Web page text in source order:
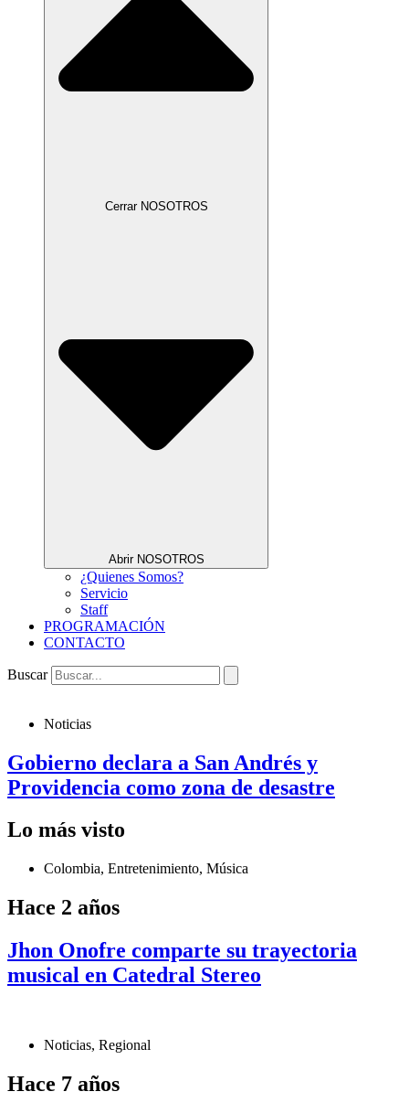
Cerrar NOSOTROS
Abrir NOSOTROS
¿Quienes Somos?
Servicio
Staff
PROGRAMACIÓN
CONTACTO
Buscar
Noticias
Gobierno declara a San Andrés y
Providencia como zona de desastre
Lo más visto
Colombia, Entretenimiento, Música
Hace 2 años
Jhon Onofre comparte su trayectoria
musical en Catedral Stereo
Noticias, Regional
Hace 7 años